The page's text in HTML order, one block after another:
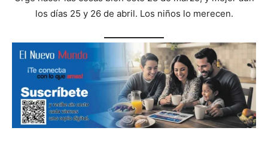
los días 25 y 26 de abril. Los niños lo merecen.